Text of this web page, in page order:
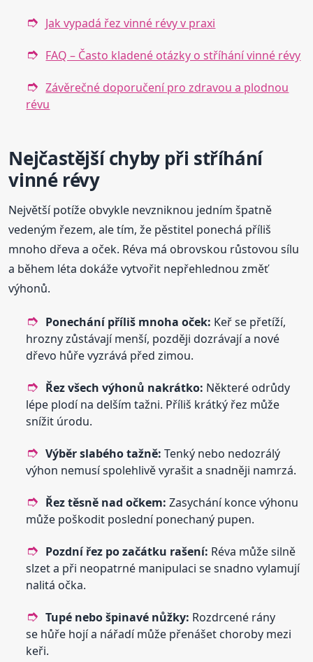
Jak vypadá řez vinné révy v praxi
FAQ – Často kladené otázky o stříhání vinné révy
Závěrečné doporučení pro zdravou a plodnou
révu
Nejčastější chyby při stříhání
vinné révy
Největší potíže obvykle nevzniknou jedním špatně
vedeným řezem, ale tím, že pěstitel ponechá příliš
mnoho dřeva a oček. Réva má obrovskou růstovou sílu
a během léta dokáže vytvořit nepřehlednou změť
výhonů.
Ponechání příliš mnoha oček: Keř se přetíží,
hrozny zůstávají menší, později dozrávají a nové
dřevo hůře vyzrává před zimou.
Řez všech výhonů nakrátko: Některé odrůdy
lépe plodí na delším tažni. Příliš krátký řez může
snížit úrodu.
Výběr slabého tažně: Tenký nebo nedozrálý
výhon nemusí spolehlivě vyrašit a snadněji namrzá.
Řez těsně nad očkem: Zasychání konce výhonu
může poškodit poslední ponechaný pupen.
Pozdní řez po začátku rašení: Réva může silně
slzet a při neopatrné manipulaci se snadno vylamují
nalitá očka.
Tupé nebo špinavé nůžky: Rozdrcené rány
se hůře hojí a nářadí může přenášet choroby mezi
keři.